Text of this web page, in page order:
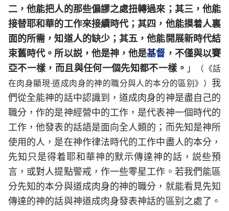
二，他能把人的那些偏謬之處扭轉過來；其三，他能
接替耶和華的工作來接續時代；其四，他能摸着人裏
面的所需，知道人的缺少；其五，他能開展新時代結
束舊時代。所以説，他是神，他是基督 ，不僅與以賽
亞不一樣，而且與任何一個先知都不一樣。 」
（《話
在肉身顯現·道成肉身的神的職分與人的本分的區别》） 我
們從全能神的話中認識到，道成肉身的神是盡自己的
職分，作的是神經營中的工作，是代表神一個時代的
工作，他發表的話語是面向全人類的；而先知是神所
使用的人，是在神作律法時代的工作中盡人的本分，
先知只是得着耶和華神的默示傳達神的話，説些預
言，或對人提點警戒，作一些零星工作。若我們能區
分先知的本分與道成肉身的神的職分，就能看見先知
傳達的神的話與神道成肉身發表神話的區别之處了。